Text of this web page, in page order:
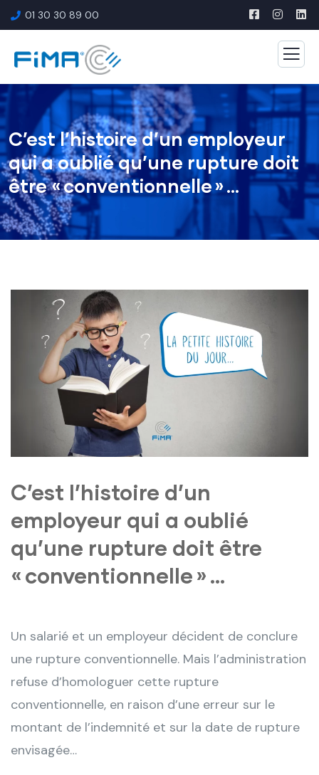
01 30 30 89 00
C’est l’histoire d’un employeur
qui a oublié qu’une rupture doit
être « conventionnelle » …
C’est l’histoire d’un
employeur qui a oublié
qu’une rupture doit être
« conventionnelle » …
Un salarié et un employeur décident de conclure
une rupture conventionnelle. Mais l’administration
refuse d’homologuer cette rupture
conventionnelle, en raison d’une erreur sur le
montant de l’indemnité et sur la date de rupture
envisagée…